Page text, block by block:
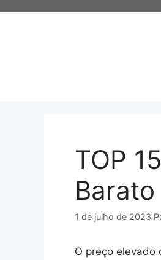
TOP
Barato
1 de julho de 2023
O preço elevado